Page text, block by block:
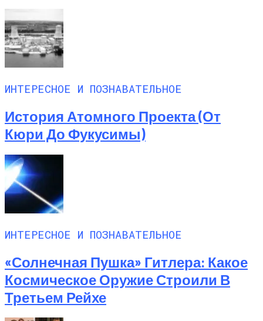
ИНТЕРЕСНОЕ И ПОЗНАВАТЕЛЬНОЕ
История Атомного Проекта (от
Кюри До Фукусимы)
ИНТЕРЕСНОЕ И ПОЗНАВАТЕЛЬНОЕ
«Солнечная Пушка» Гитлера: Какое
Космическое Оружие Строили В
Третьем Рейхе